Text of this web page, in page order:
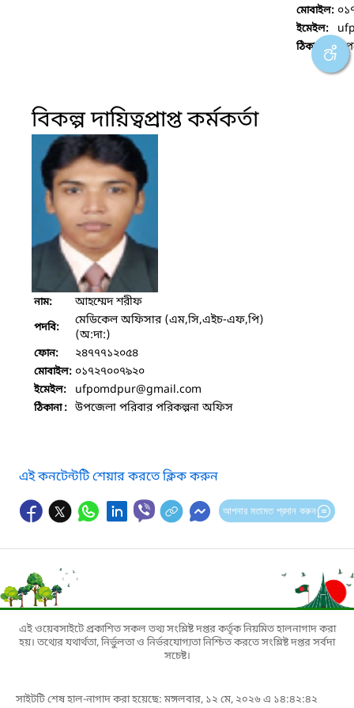
মোবাইল:
ইমেইল:
ঠিকানা :
বিকল্প দায়িত্বপ্রাপ্ত কর্মকর্তা
নাম: আহম্মেদ শরীফ
পদবি:
মেডিকেল অফিসার (এম,সি,এইচ-এফ,পি)
(অ:দা:)
ফোন: ২৪৭৭৭১২০৫৪
মোবাইল: ০১৭২৭০০৭৯২০
ইমেইল: ufpomdpur@gmail.com
ঠিকানা : উপজেলা পরিবার পরিকল্পনা অফিস
এই কনটেন্টটি শেয়ার করতে ক্লিক করুন
আপনার মতামত প্রদান করুন
এই ওয়েবসাইটে প্রকাশিত সকল তথ্য সংশ্লিষ্ট দপ্তর কর্তৃক নিয়মিত হালনাগাদ করা
হয়। তথ্যের যথার্থতা, নির্ভুলতা ও নির্ভরযোগ্যতা নিশ্চিত করতে সংশ্লিষ্ট দপ্তর সর্বদা
সচেষ্ট।
সাইটটি শেষ হাল-নাগাদ করা হয়েছে: মঙ্গলবার, ১২ মে, ২০২৬ এ ১৪:৪২:৪২